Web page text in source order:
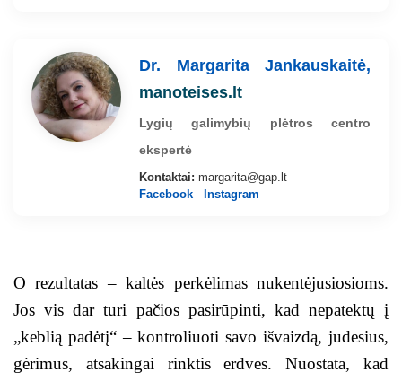
Dr. Margarita Jankauskaitė,
manoteises.lt
Lygių galimybių plėtros centro
ekspertė
Kontaktai: margarita@gap.lt
Facebook
Instagram
O rezultatas – kaltės perkėlimas nukentėjusiosioms.
Jos vis dar turi pačios pasirūpinti, kad nepatektų į
„keblią padėtį“ – kontroliuoti savo išvaizdą, judesius,
gėrimus, atsakingai rinktis erdves. Nuostata, kad